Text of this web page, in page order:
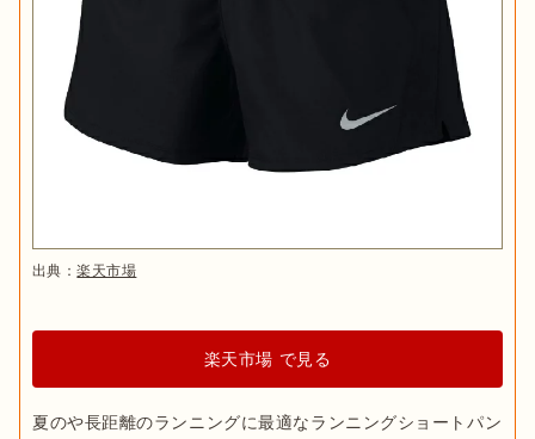
出典：楽天市場
楽天市場 で見る
夏のや長距離のランニングに最適なランニングショートパン